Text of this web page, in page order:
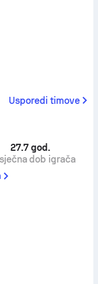
Usporedi timove
27.7 god.
dob igrača